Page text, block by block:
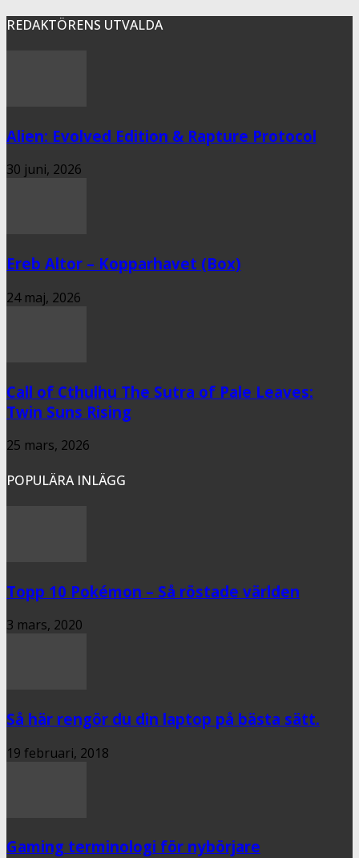
REDAKTÖRENS UTVALDA
Alien: Evolved Edition & Rapture Protocol
30 juni, 2026
Ereb Altor – Kopparhavet (Box)
24 maj, 2026
Call of Cthulhu The Sutra of Pale Leaves:
Twin Suns Rising
25 mars, 2026
POPULÄRA INLÄGG
Topp 10 Pokémon – Så röstade världen
3 mars, 2020
Så här rengör du din laptop på bästa sätt.
19 februari, 2018
Gaming terminologi för nybörjare